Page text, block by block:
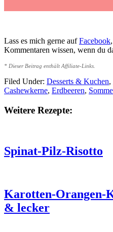
Lass es mich gerne aufFacebook,
Kommentaren wissen, wenn du
* Dieser Beitrag enthält Affiliate-Links.
Filed Under: Desserts & Kuchen,
Cashewkerne, Erdbeeren,
Weitere Rezepte:
Spinat-Pilz-Risotto
Karotten-Orangen-
& lecker